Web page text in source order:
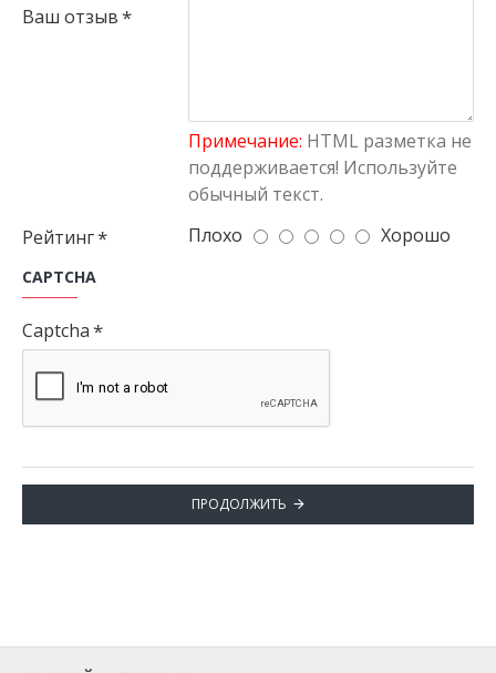
Ваш отзыв
Примечание: HTML разметка не
поддерживается! Используйте
обычный текст.
Рейтинг
Плохо Хорошо
CAPTCHA
Captcha
ПРОДОЛЖИТЬ